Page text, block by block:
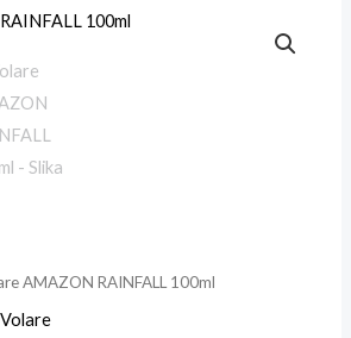
AMAZON RAINFALL 100ml
Volare